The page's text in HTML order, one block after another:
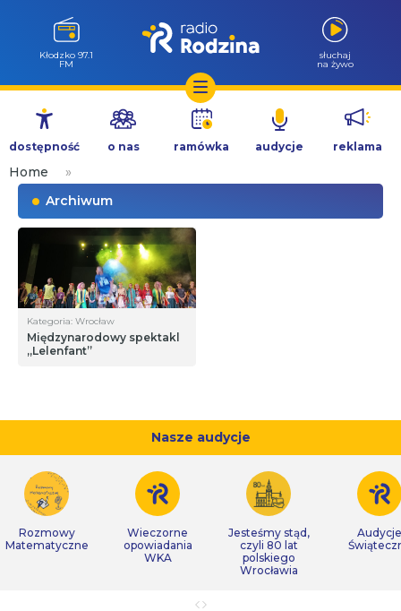
Przejdź
treści
Kłodzko 97.1
FM
słuchaj
na żywo
dostępność o nas ramówka audycje reklama
Home
»
Archiwum
Kategoria: Wrocław
Międzynarodowy spektakl
„Lelenfant”
Nasze audycje
Rozmowy
Matematyczne
Wieczorne
opowiadania
WKA
Jesteśmy stąd,
czyli 80 lat
polskiego
Wrocławia
Audycje